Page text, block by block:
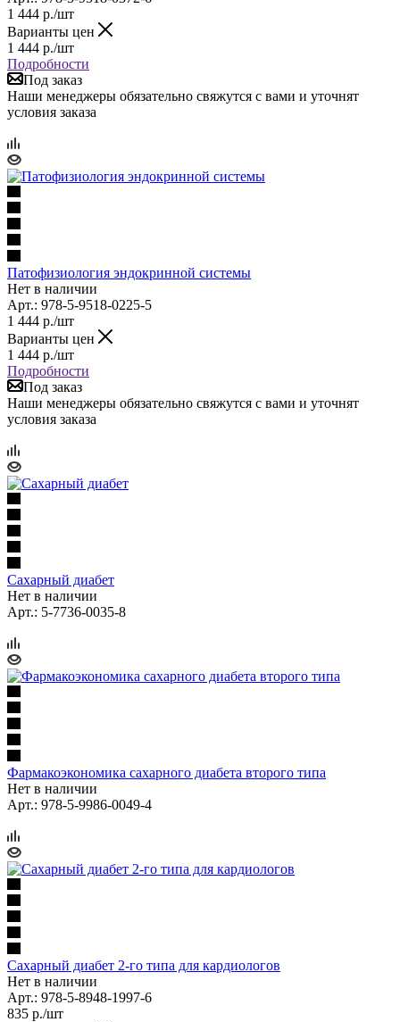
1 444 р./шт
Варианты цен
1 444 р./шт
Подробности
Под заказ
Наши менеджеры обязательно свяжутся с вами и уточнят
условия заказа
Патофизиология эндокринной системы
Нет в наличии
Арт.: 978-5-9518-0225-5
1 444 р./шт
Варианты цен
1 444 р./шт
Подробности
Под заказ
Наши менеджеры обязательно свяжутся с вами и уточнят
условия заказа
Сахарный диабет
Нет в наличии
Арт.: 5-7736-0035-8
Фармакоэкономика сахарного диабета второго типа
Нет в наличии
Арт.: 978-5-9986-0049-4
Сахарный диабет 2-го типа для кардиологов
Нет в наличии
Арт.: 978-5-8948-1997-6
835 р./шт